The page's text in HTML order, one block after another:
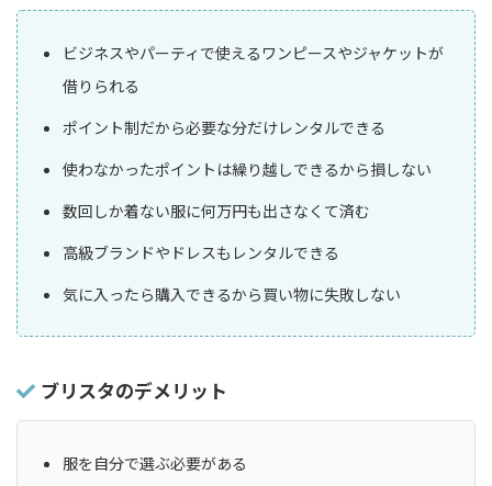
ビジネスやパーティで使えるワンピースやジャケットが
借りられる
ポイント制だから必要な分だけレンタルできる
使わなかったポイントは繰り越しできるから損しない
数回しか着ない服に何万円も出さなくて済む
高級ブランドやドレスもレンタルできる
気に入ったら購入できるから買い物に失敗しない
ブリスタのデメリット
服を自分で選ぶ必要がある